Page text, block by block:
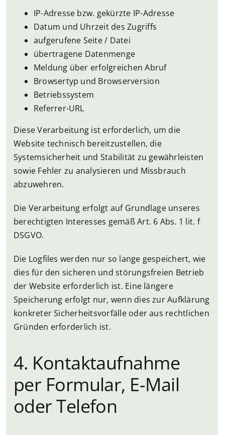
IP-Adresse bzw. gekürzte IP-Adresse
Datum und Uhrzeit des Zugriffs
aufgerufene Seite / Datei
übertragene Datenmenge
Meldung über erfolgreichen Abruf
Browsertyp und Browserversion
Betriebssystem
Referrer-URL
Diese Verarbeitung ist erforderlich, um die
Website technisch bereitzustellen, die
Systemsicherheit und Stabilität zu gewährleisten
sowie Fehler zu analysieren und Missbrauch
abzuwehren.
Die Verarbeitung erfolgt auf Grundlage unseres
berechtigten Interesses gemäß Art. 6 Abs. 1 lit. f
DSGVO.
Die Logfiles werden nur so lange gespeichert, wie
dies für den sicheren und störungsfreien Betrieb
der Website erforderlich ist. Eine längere
Speicherung erfolgt nur, wenn dies zur Aufklärung
konkreter Sicherheitsvorfälle oder aus rechtlichen
Gründen erforderlich ist.
4. Kontaktaufnahme
per Formular, E-Mail
oder Telefon